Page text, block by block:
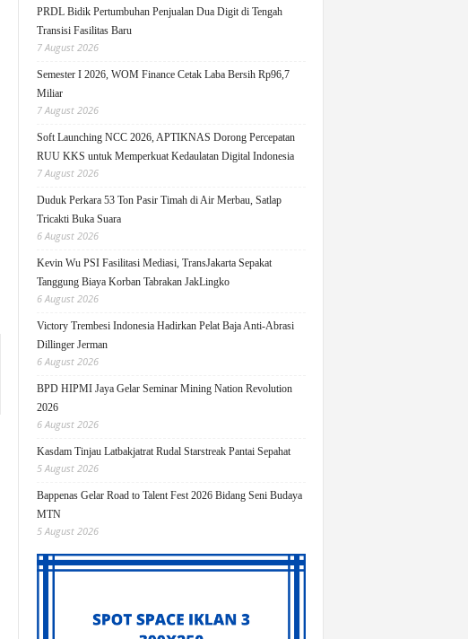
PRDL Bidik Pertumbuhan Penjualan Dua Digit di Tengah
Transisi Fasilitas Baru
7 August 2026
Semester I 2026, WOM Finance Cetak Laba Bersih Rp96,7
Miliar
7 August 2026
Soft Launching NCC 2026, APTIKNAS Dorong Percepatan
RUU KKS untuk Memperkuat Kedaulatan Digital Indonesia
7 August 2026
Duduk Perkara 53 Ton Pasir Timah di Air Merbau, Satlap
Tricakti Buka Suara
6 August 2026
Kevin Wu PSI Fasilitasi Mediasi, TransJakarta Sepakat
Tanggung Biaya Korban Tabrakan JakLingko
6 August 2026
Victory Trembesi Indonesia Hadirkan Pelat Baja Anti-Abrasi
Dillinger Jerman
6 August 2026
BPD HIPMI Jaya Gelar Seminar Mining Nation Revolution
2026
6 August 2026
Kasdam Tinjau Latbakjatrat Rudal Starstreak Pantai Sepahat
5 August 2026
Bappenas Gelar Road to Talent Fest 2026 Bidang Seni Budaya
MTN
5 August 2026